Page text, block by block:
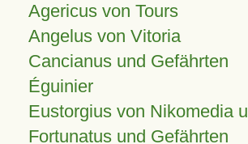
Agericus von Tours
Angelus von Vitoria
Cancianus und Gefährten
Éguinier
Eustorgius von Nikomedia
Fortunatus und Gefährten